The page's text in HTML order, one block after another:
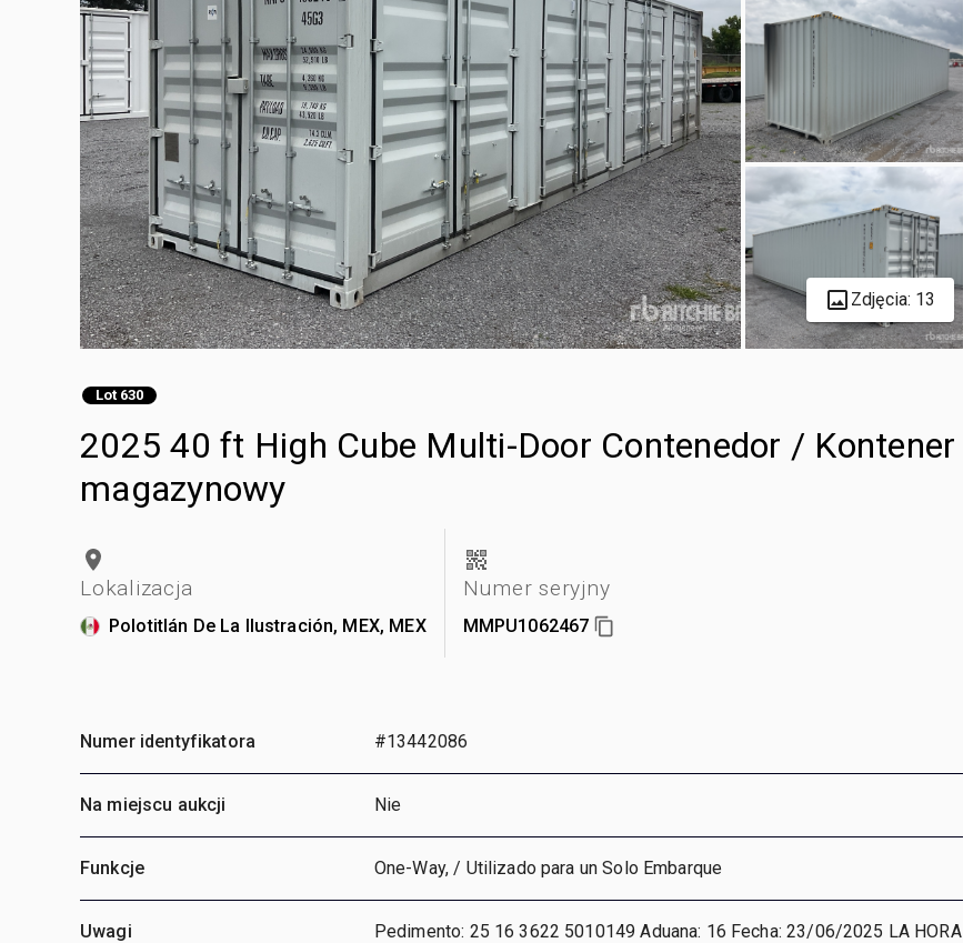
Zdjęcia: 13
Lot 630
2025 40 ft High Cube Multi-Door Contenedor / Kontener
magazynowy
Lokalizacja
Polotitlán De La Ilustración, MEX, MEX
Numer seryjny
MMPU1062467
Numer identyfikatora #13442086
Na miejscu aukcji Nie
Funkcje One-Way, / Utilizado para un Solo Embarque
Uwagi
Pedimento: 25 16 3622 5010149 Aduana: 16 Fecha: 23/06/2025 LA HORA